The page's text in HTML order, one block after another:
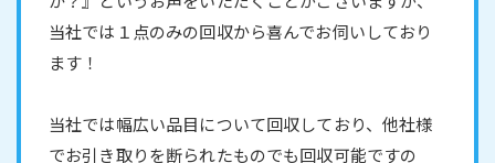
当社では１点のみの回収から喜んでお伺いしており
ます！
当社では幅広い品目について回収しており、他社様
でお引き取りを断られたものでも回収可能ですの